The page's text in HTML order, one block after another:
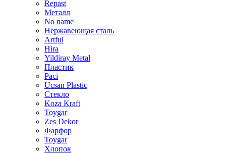
Repast
Металл
No name
Нержавеющая сталь
Artful
Hira
Yildiray Metal
Пластик
Paci
Ucsan Plastic
Стекло
Koza Kraft
Toygar
Zes Dekor
Фарфор
Toygar
Хлопок